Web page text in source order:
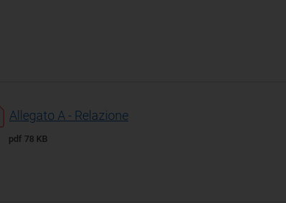
Allegato A - Relazione
pdf 78 KB